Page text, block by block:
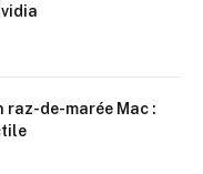
raz-de-marée Mac :